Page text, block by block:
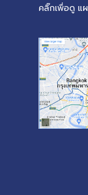
คลิ๊กเพื่อดู แ